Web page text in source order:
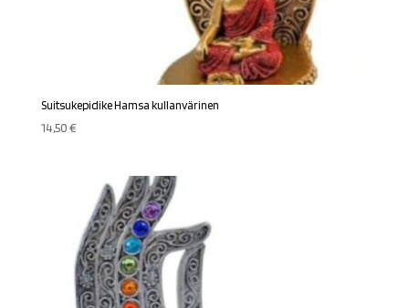
Suitsukepidike Hamsa kullanvärinen
14,50€